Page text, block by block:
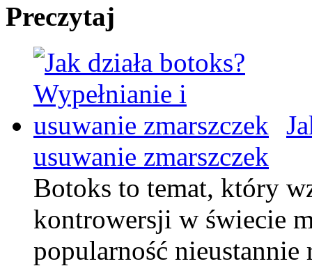
Preczytaj
usuwanie zmarszczek
Botoks to temat, który
kontrowersji w świecie
popularność